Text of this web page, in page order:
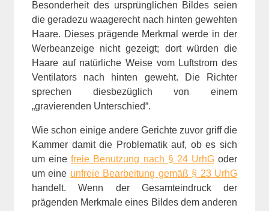
Besonderheit des ursprünglichen Bildes seien
die geradezu waagerecht nach hinten gewehten
Haare. Dieses prägende Merkmal werde in der
Werbeanzeige nicht gezeigt; dort würden die
Haare auf natürliche Weise vom Luftstrom des
Ventilators nach hinten geweht. Die Richter
sprechen diesbezüglich von einem
„gravierenden Unterschied“.
Wie schon einige andere Gerichte zuvor griff die
Kammer damit die Problematik auf, ob es sich
um einefreie Benutzung nach § 24 UrhGoder
um eine unfreie Bearbeitung gemäß § 23 UrhG
handelt. Wenn der Gesamteindruck der
prägenden Merkmale eines Bildes dem anderen